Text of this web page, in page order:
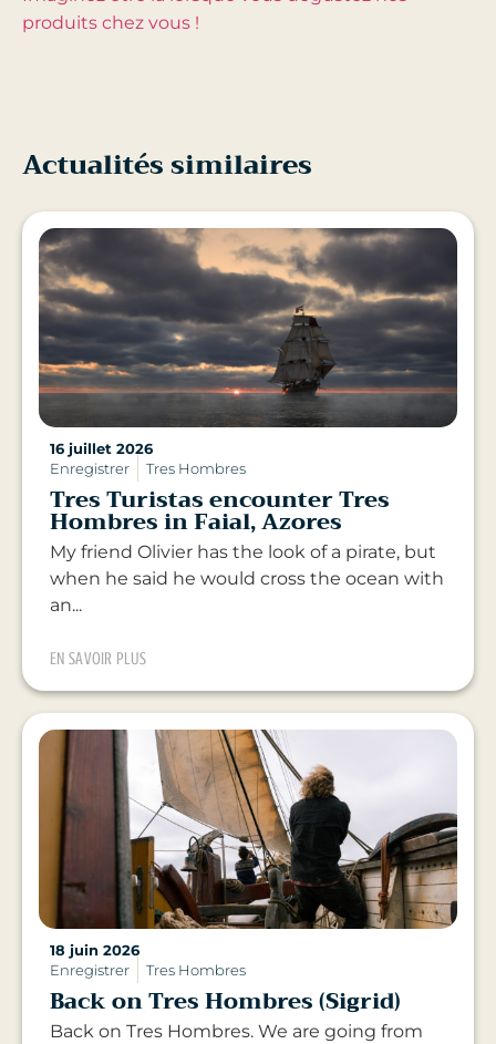
produits chez vous !
Actualités similaires
16 juillet 2026
Enregistrer
Tres Hombres
Tres Turistas encounter Tres
Hombres in Faial, Azores
My friend Olivier has the look of a pirate, but
when he said he would cross the ocean with
an...
EN SAVOIR PLUS
18 juin 2026
Enregistrer
Tres Hombres
Back on Tres Hombres (Sigrid)
Back on Tres Hombres. We are going from